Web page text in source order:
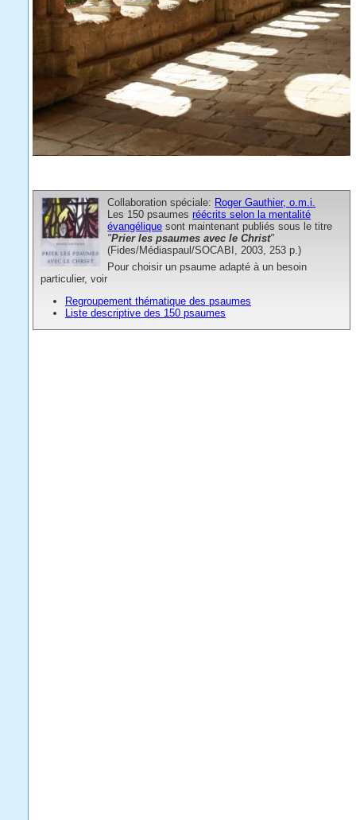
Collaboration spéciale: Roger Gauthier, o.m.i
Les 150 psaumesréécrits selon la mentalité
évangélique sont maintenant publiés sous le titre
"Prier les psaumes avec le Christ"
(Fides/Médiaspaul/SOCABI, 2003, 253 p.)
Pour choisir un psaume adapté à un besoin
particulier, voir
Regroupement thématique des psaumes
Liste descriptive des 150 psaumes